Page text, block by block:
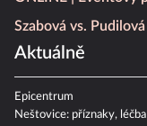
Szabová vs. Pudilová
Aktuálně
Epicentrum
Neštovice: příznaky, léčba